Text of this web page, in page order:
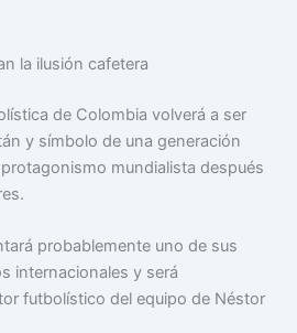
la ilusión cafetera
de Colombia volverá a ser
y símbolo de una generación
mundialista después
probablemente uno de sus
internacionales y será
futbolístico del equipo de Néstor